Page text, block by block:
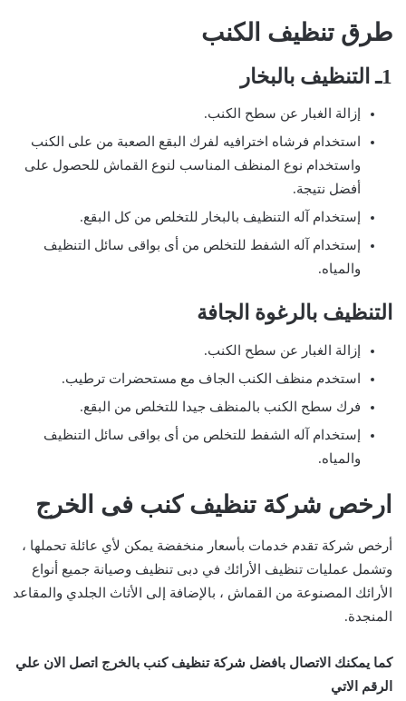
طرق تنظيف الكنب
1ـ التنظيف بالبخار
إزالة الغبار عن سطح الكنب.
استخدام فرشاه اخترافيه لفرك البقع الصعبة من على الكنب
واستخدام نوع المنظف المناسب لنوع القماش للحصول على
أفضل نتيجة.
إستخدام آله التنظيف بالبخار للتخلص من كل البقع.
إستخدام آله الشفط للتخلص من أى بواقى سائل التنظيف
والمياه.
التنظيف بالرغوة الجافة
إزالة الغبار عن سطح الكنب.
استخدم منظف الكنب الجاف مع مستحضرات ترطيب.
فرك سطح الكنب بالمنظف جيدا للتخلص من البقع.
إستخدام آله الشفط للتخلص من أى بواقى سائل التنظيف
والمياه.
ارخص شركة تنظيف كنب فى الخرج
أرخص شركة تقدم خدمات بأسعار منخفضة يمكن لأي عائلة تحملها ،
وتشمل عمليات تنظيف الأرائك في دبى تنظيف وصيانة جميع أنواع
الأرائك المصنوعة من القماش ، بالإضافة إلى الأثاث الجلدي والمقاعد
المنجدة.
كما يمكنك الاتصال بافضل شركة تنظيف كنب بالخرج اتصل الان علي
الرقم الاتي